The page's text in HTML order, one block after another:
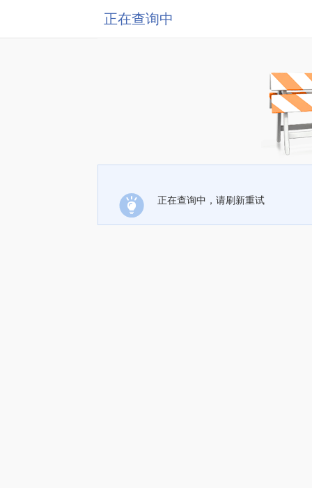
正在查询中
正在查询中，请刷新重试